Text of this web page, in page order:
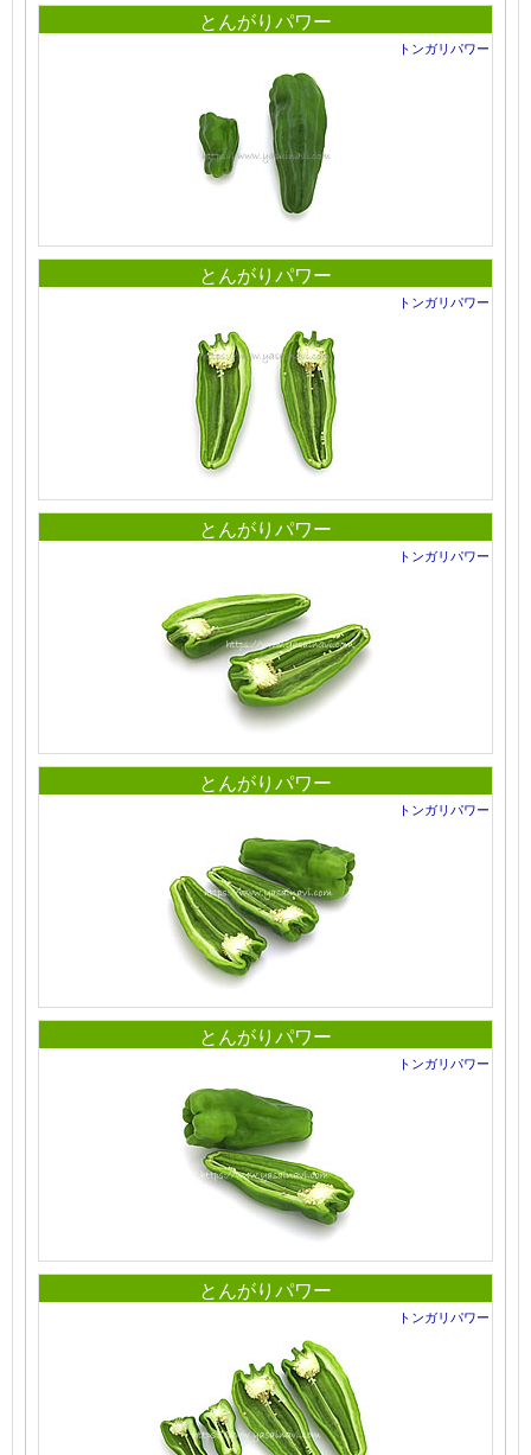
とんがりパワー
トンガリパワー
とんがりパワー
トンガリパワー
とんがりパワー
トンガリパワー
とんがりパワー
トンガリパワー
とんがりパワー
トンガリパワー
とんがりパワー
トンガリパワー